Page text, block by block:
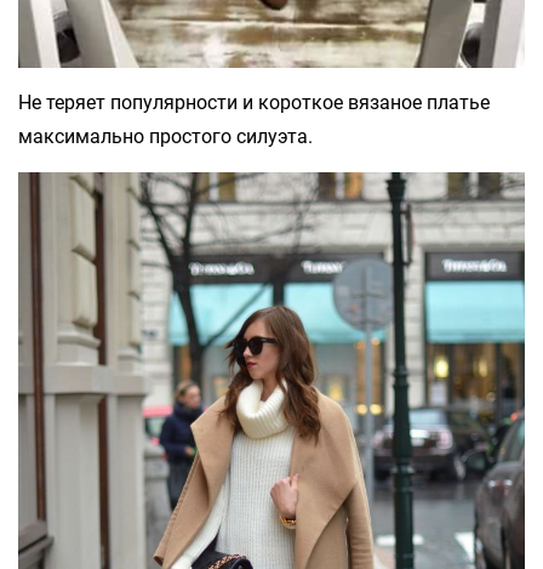
Не теряет популярности и короткое вязаное платье
максимально простого силуэта.